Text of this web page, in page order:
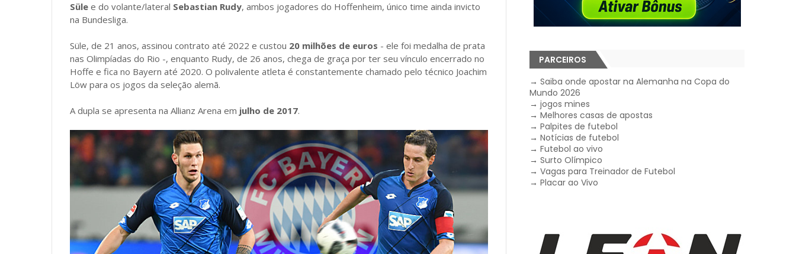
Süle e do volante/lateral Sebastian Rudy, ambos jogadores do Hoffenheim, único time ainda invicto
na Bundesliga.
Süle, de 21 anos, assinou contrato até 2022 e custou 20 milhões de euros - ele foi medalha de prata
nas Olimpíadas do Rio -, enquanto Rudy, de 26 anos, chega de graça por ter seu vínculo encerrado no
Hoffe e fica no Bayern até 2020. O polivalente atleta é constantemente chamado pelo técnico Joachim
Löw para os jogos da seleção alemã.
A dupla se apresenta na Allianz Arena em julho de 2017.
PARCEIROS
→Saiba onde apostar na Alemanha na Copa do
Mundo 2026
→jogos mines
→Melhores casas de apostas
→Palpites de futebol
→Notícias de futebol
→Futebol ao vivo
→Surto Olímpico
→Vagas para Treinador de Futebol
→Placar ao Vivo